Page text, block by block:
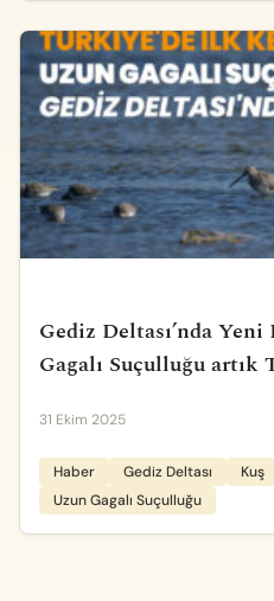
Gediz Deltası’nda
Gagalı Suçulluğu
31 Ekim 2025
Haber Gediz Deltası Kuş
Uzun Gagalı Suçulluğu